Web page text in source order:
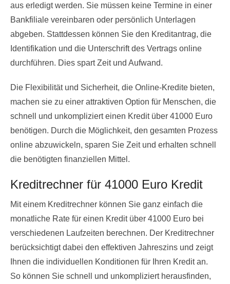
aus erledigt werden. Sie müssen keine Termine in einer
Bankfiliale vereinbaren oder persönlich Unterlagen
abgeben. Stattdessen können Sie den Kreditantrag, die
Identifikation und die Unterschrift des Vertrags online
durchführen. Dies spart Zeit und Aufwand.
Die Flexibilität und Sicherheit, die Online-Kredite bieten,
machen sie zu einer attraktiven Option für Menschen, die
schnell und unkompliziert einen Kredit über 41000 Euro
benötigen. Durch die Möglichkeit, den gesamten Prozess
online abzuwickeln, sparen Sie Zeit und erhalten schnell
die benötigten finanziellen Mittel.
Kreditrechner für 41000 Euro Kredit
Mit einem Kreditrechner können Sie ganz einfach die
monatliche Rate für einen Kredit über 41000 Euro bei
verschiedenen Laufzeiten berechnen. Der Kreditrechner
berücksichtigt dabei den effektiven Jahreszins und zeigt
Ihnen die individuellen Konditionen für Ihren Kredit an.
So können Sie schnell und unkompliziert herausfinden,